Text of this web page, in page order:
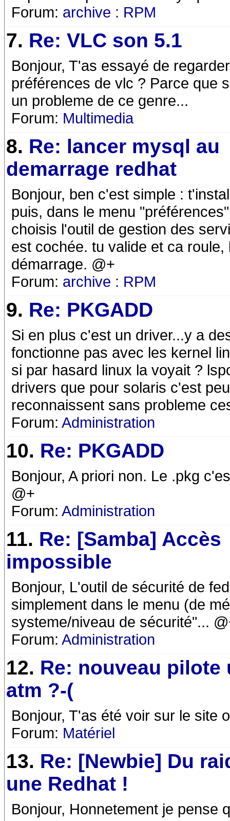
Forum: archive : RPM
7. Re: VLC son 5.1
Bonjour, T'as essayé de
préférences de vlc ? Parce que
un probleme de ce genre...
Forum: Multimedia
8. Re: lancer mysql au
demarrage redhat
Bonjour, ben c'est simple :
puis, dans le menu
choisis l'outil de gestion des
est cochée. tu valide et ca
démarrage. @+
Forum: archive : RPM
9. Re: PKGADD
Si en plus c'est un driver...y a
fonctionne pas avec les kernel
si par hasard linux la voyait ?
drivers que pour solaris c'est
reconnaissent sans probleme
Forum: Administration
10. Re: PKGADD
Bonjour, A priori non. Le .pkg
@+
Forum: Administration
11. Re: [Samba] Accès
impossible
Bonjour, L'outil de sécurité de
simplement dans le menu (de
systeme/niveau de sécurité"...
Forum: Administration
12. Re: nouveau pilote
atm ?-(
Bonjour, T'as été voir sur le site
Forum: Matériel
13. Re: [Newbie] Du
une Redhat !
Bonjour, Honnetement je pense